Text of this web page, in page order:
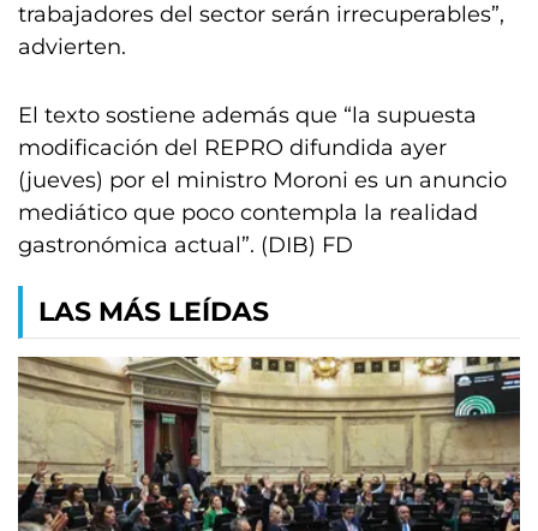
trabajadores del sector serán irrecuperables”,
advierten.
El texto sostiene además que “la supuesta
modificación del REPRO difundida ayer
(jueves) por el ministro Moroni es un anuncio
mediático que poco contempla la realidad
gastronómica actual”. (DIB) FD
LAS MÁS LEÍDAS